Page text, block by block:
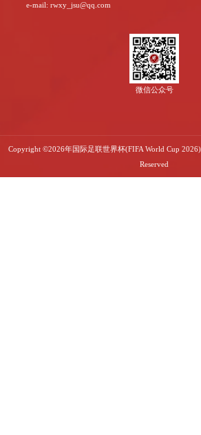
e-mail: rwxy_jsu@qq.com
微信公众号
Copyright ©2026年国际足联世界杯(FIFA World Cup
Reserved